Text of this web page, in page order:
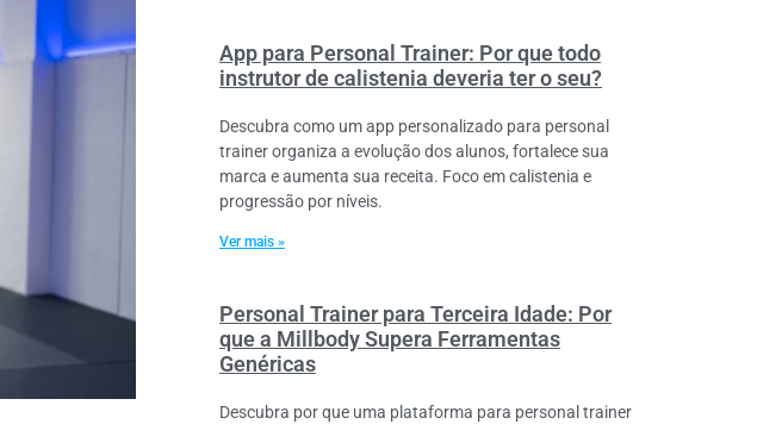
App para Personal Trainer: Por que todo
instrutor de calistenia deveria ter o seu?
Descubra como um app personalizado para personal
trainer organiza a evolução dos alunos, fortalece sua
marca e aumenta sua receita. Foco em calistenia e
progressão por níveis.
Ver mais »
Personal Trainer para Terceira Idade: Por
que a Millbody Supera Ferramentas
Genéricas
Descubra por que uma plataforma para personal trainer